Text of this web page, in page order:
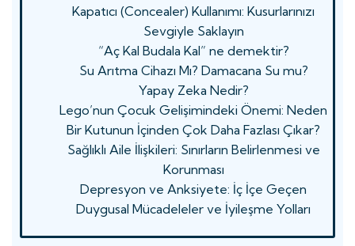
Kapatıcı (Concealer) Kullanımı: Kusurlarınızı
Sevgiyle Saklayın
“Aç Kal Budala Kal” ne demektir?
Su Arıtma Cihazı Mı? Damacana Su mu?
Yapay Zeka Nedir?
Lego’nun Çocuk Gelişimindeki Önemi: Neden
Bir Kutunun İçinden Çok Daha Fazlası Çıkar?
Sağlıklı Aile İlişkileri: Sınırların Belirlenmesi ve
Korunması
Depresyon ve Anksiyete: İç İçe Geçen
Duygusal Mücadeleler ve İyileşme Yolları